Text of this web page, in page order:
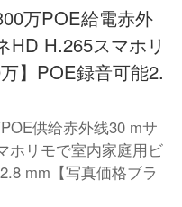
万POE給電赤外
HD H.265スマホリ
】POE録音可能2.
供给赤外线30 mサ
ホリモで室内家庭用ビ
mm【写真価格ブラ